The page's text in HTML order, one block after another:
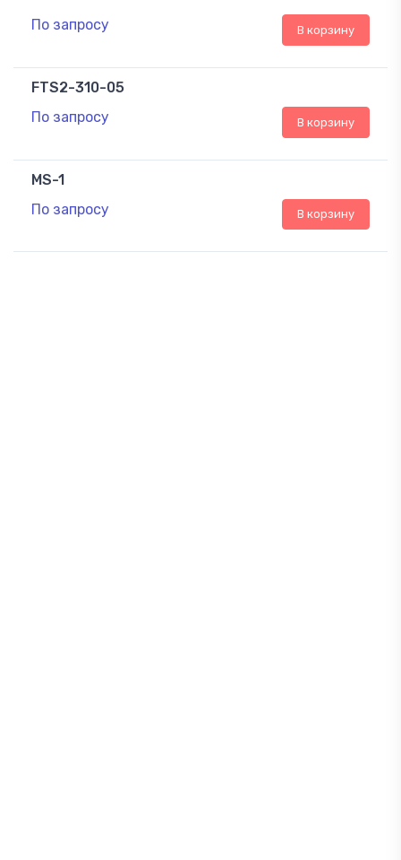
По запросу
В корзину
FTS2-310-05
По запросу
В корзину
MS-1
По запросу
В корзину